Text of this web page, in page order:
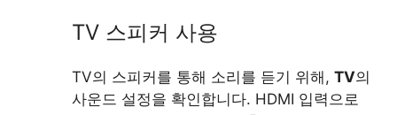
TV 스피커 사용
TV의 스피커를 통해 소리를 듣기 위해, TV의
사운드 설정을 확인합니다. HDMI 입력으로